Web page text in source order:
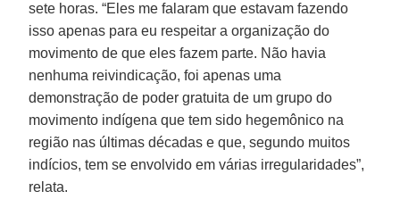
sete horas. “Eles me falaram que estavam fazendo
isso apenas para eu respeitar a organização do
movimento de que eles fazem parte. Não havia
nenhuma reivindicação, foi apenas uma
demonstração de poder gratuita de um grupo do
movimento indígena que tem sido hegemônico na
região nas últimas décadas e que, segundo muitos
indícios, tem se envolvido em várias irregularidades”,
relata.